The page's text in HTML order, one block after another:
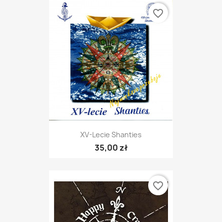
XV-Lecie Shanties
35,00 zł
favorite_border
favorite_border